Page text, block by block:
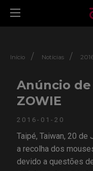
Início / Notícias /
Anúncio
ZOWIE
2016-01-20
Taipé, Taiwan, 20 de
a recolha dos
devido a questões